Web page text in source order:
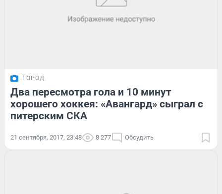
ГОРОД
Два пересмотра гола и 10 минут
хорошего хоккея: «Авангард» сыграл с
питерским СКА
21 сентября, 2017, 23:48 8 277 Обсудить